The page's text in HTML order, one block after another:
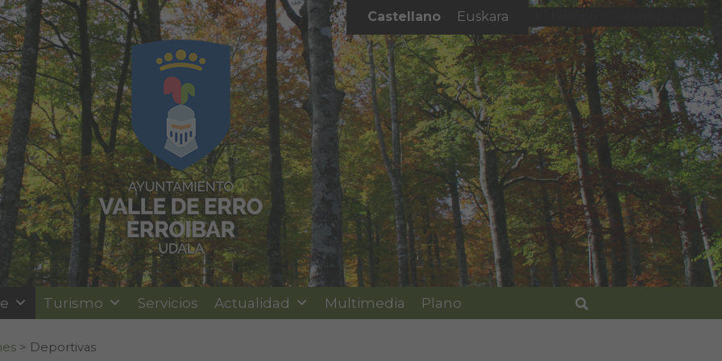
Castellano Euskara
Turismo Servicios Actualidad Multimedia Plano
Buscar
> Deportivas